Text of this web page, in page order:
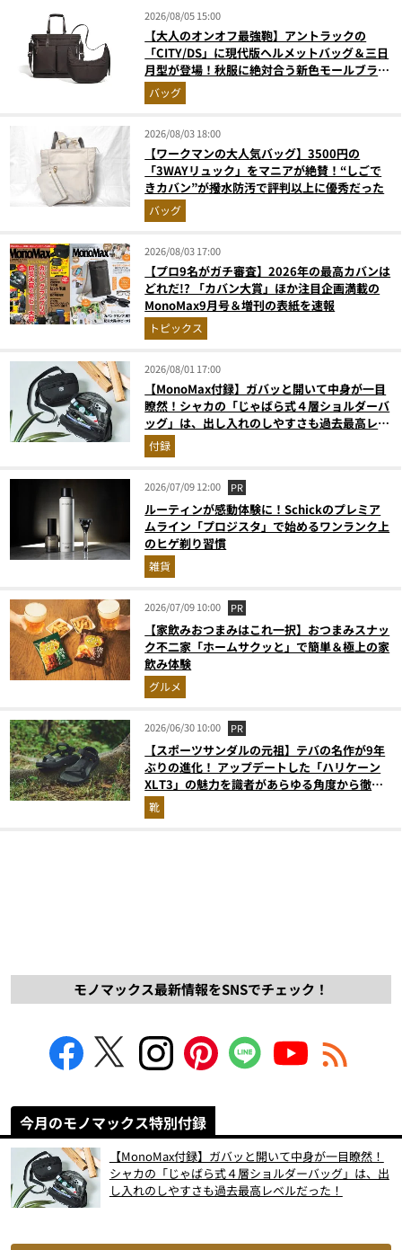
2026/08/05 15:00
【大人のオンオフ最強鞄】アントラックの
「CITY/DS」に現代版ヘルメットバッグ＆三日
月型が登場！秋服に絶対合う新色モールブラウ
ンが傑作
バッグ
2026/08/03 18:00
【ワークマンの大人気バッグ】3500円の
「3WAYリュック」をマニアが絶賛！“しごで
きカバン”が撥水防汚で評判以上に優秀だった
バッグ
2026/08/03 17:00
【プロ9名がガチ審査】2026年の最高カバンは
どれだ!? 「カバン大賞」ほか注目企画満載の
MonoMax9月号＆増刊の表紙を速報
トピックス
2026/08/01 17:00
【MonoMax付録】ガバッと開いて中身が一目
瞭然！シャカの「じゃばら式４層ショルダーバ
ッグ」は、出し入れのしやすさも過去最高レベ
ルだった！
付録
2026/07/09 12:00 PR
ルーティンが感動体験に！Schickのプレミア
ムライン「プロジスタ」で始めるワンランク上
のヒゲ剃り習慣
雑貨
2026/07/09 10:00 PR
【家飲みおつまみはこれ一択】おつまみスナッ
ク不二家「ホームサクッと」で簡単＆極上の家
飲み体験
グルメ
2026/06/30 10:00 PR
【スポーツサンダルの元祖】テバの名作が9年
ぶりの進化！ アップデートした「ハリケーン
XLT3」の魅力を識者があらゆる角度から徹底
解説！
靴
モノマックス最新情報をSNSでチェック！
今月のモノマックス特別付録
【MonoMax付録】ガバッと開いて中身が一目瞭然！
シャカの「じゃばら式４層ショルダーバッグ」は、出
し入れのしやすさも過去最高レベルだった！